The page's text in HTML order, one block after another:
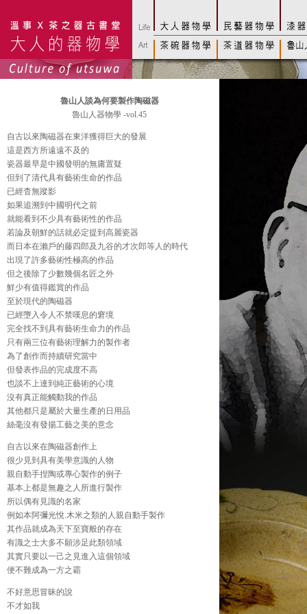
魯山人談為何要製作陶磁器
魯山人器物學 -vol.45
自古以來陶磁器在東洋獲得巨大的發展
這是西方所遠遠不及的
瓷器最早是中國發明的無庸置疑
但到了清代具有藝術生命的作品
已經杳無蹤影
如果追溯到中國明代之前
就能看到不少具有藝術性的作品
若論及朝鮮的話就必定提到高麗瓷器
而日本在瀨戶的藤四郎及九谷的才次郎等人的時代
出現了許多藝術性極高的作品
但之後除了少數幾個名匠之外
鮮少有值得鑑賞的作品
至於現代的陶磁器
已經墮入令人不禁嘆息的窘境
完全找不到具有藝術生命力的作品
只有兩三位有藝術理解力的製作者
為了創作而持續研究當中
但發表作品的完成度不高
也談不上達到純正藝術的心境
沒有真正能觸動我的作品
其他都只是屬於大量生產的日用品
絲毫沒有發揚工藝之美的意念
自古以來在陶磁器創作上
很少見到具有美學意識的人物
親自動手捏陶或專心製作的例子
基本上都是無趣之人所進行製作
所以偶有見識的名家
例如本阿彌光悅.木米之類的人親自動手製作
其作品就成為天下至寶般的存在
有識之士大多不願涉足此類領域
其實只要以一己之見進入這個領域
便不難成為一方之霸
不好意思冒昧的說
不才如我